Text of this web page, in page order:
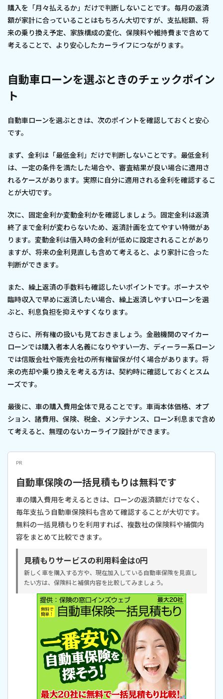
購入を「月々払えるか」だけで判断しないことです。毎月の返済
額が家計に合っていることはもちろん大切ですが、支払総額、将
来の乗り換え予定、家族構成の変化、保険料や維持費まで含めて
考えることで、より安心したカーライフにつながります。
自動車ローンを選ぶときのチェックポイン
ト
自動車ローンを選ぶときは、次のポイントを確認しておくと安心
です。
まず、金利は「最低金利」だけで判断しないことです。最低金利
は、一定の条件を満たした場合や、審査結果が良い場合に適用さ
れるケースがあります。実際に自分に適用される金利を確認するこ
とが大切です。
次に、固定金利か変動金利かを確認しましょう。固定金利は返済
終了まで金利が変わらないため、返済計画を立てやすい特徴があ
ります。変動金利は借入時の金利が低めに設定されることがあり
ますが、将来の金利見直しも含めて考えると、より家計に合った
判断ができます。
また、繰上返済の手数料も確認したいポイントです。ボーナスや
臨時収入で早めに返済したい場合、繰上返済しやすいローンを選
ぶと、利息負担を抑えやすくなります。
さらに、所有権の扱いも見ておきましょう。金融機関のマイカー
ローンでは購入者本人名義になりやすい一方、ディーラー系ローン
では信販会社や販売会社の所有権留保が付く場合があります。将
来の売却や乗り換えを考える方は、契約時に確認しておくとスム
ーズです。
最後に、車の購入費用全体で見ることです。車両本体価格、オプ
ション、諸費用、保険、税金、メンテナンス、ローン利息まで含め
て考えると、無理のないカーライフ設計ができます。
PR
自動車保険の一括見積もりは無料です
車の購入費用を考えるときは、ローンの返済額だけでなく、
毎年支払う自動車保険料も含めて確認することが大切です。
無料の一括見積もりを利用すれば、複数社の保険料や補償内
容をまとめて比較できます。
見積もりサービスの利用料金は0円
新しく車を購入する方や、現在加入している自動車保険を見直し
たい方は、保険料と補償内容を比較してみましょう。